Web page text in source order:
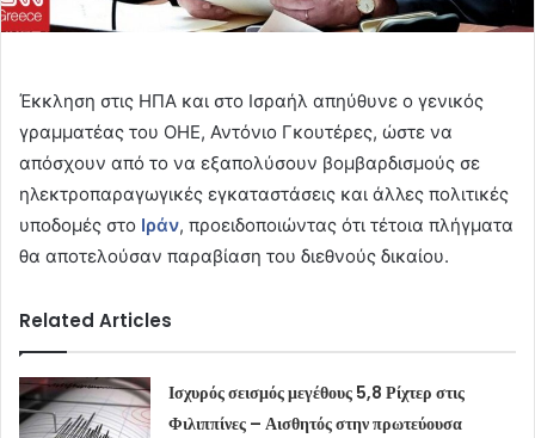
Έκκληση στις ΗΠΑ και στο Ισραήλ απηύθυνε ο γενικός
γραμματέας του ΟΗΕ, Αντόνιο Γκουτέρες, ώστε να
απόσχουν από το να εξαπολύσουν βομβαρδισμούς σε
ηλεκτροπαραγωγικές εγκαταστάσεις και άλλες πολιτικές
υποδομές στο Ιράν, προειδοποιώντας ότι τέτοια πλήγματα
θα αποτελούσαν παραβίαση του διεθνούς δικαίου.
Related Articles
Ισχυρός σεισμός μεγέθους 5,8 Ρίχτερ στις
Φιλιππίνες – Αισθητός στην πρωτεύουσα